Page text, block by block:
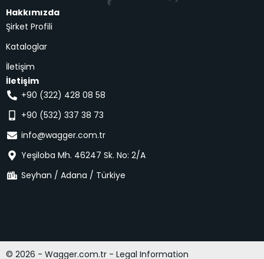
İletişim
+90 (322) 428 08 58
+90 (532) 337 38 73
info@wagger.com.tr
Yeşiloba Mh. 46247 Sk. No: 2/A
Seyhan / Adana / Türkiye
Hakkımızda
Şirket Profili
Kataloglar
İletişim
© 2026 - Wagger.com.tr - Legal Information